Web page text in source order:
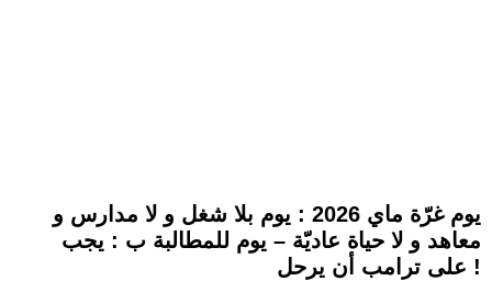
يوم غرّة ماي 2026 : يوم بلا شغل و لا مدارس و
معاهد و لا حياة عاديّة – يوم للمطالبة ب : يجب
على ترامب أن يرحل !